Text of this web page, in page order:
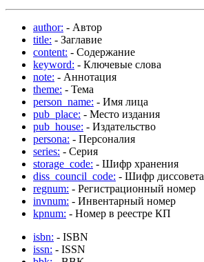
author: - Автор
title: - Заглавие
content: - Содержание
keyword: - Ключевые слова
note: - Аннотация
theme: - Тема
person_name: - Имя лица
pub_place: - Место издания
pub_house: - Издательство
persona: - Персоналия
series: - Серия
storage_code: - Шифр хранения
diss_council_code: - Шифр диссовета
regnum: - Регистрационный номер
invnum: - Инвентарный номер
kpnum: - Номер в реестре КП
isbn: - ISBN
issn: - ISSN